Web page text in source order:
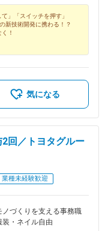
」「スイッチを押す」
新技術開発に携わる！？
！
気になる
回／トヨタグルー
業種未経験歓迎
ノづくりを支える事務職
・ネイル自由